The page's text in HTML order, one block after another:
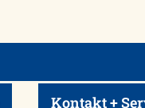
Kontakt +